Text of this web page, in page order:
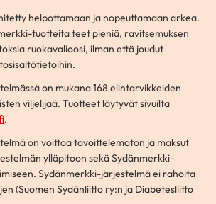
helpottamaan ja nopeuttamaan arkea.
tuotteita teet pieniä, ravitsemuksen
ruokavalioosi, ilman että joudut
on mukana 168 elintarvikkeiden
viljelijää. Tuotteet löytyvät sivuilta
.
on voittoa tavoittelematon ja maksut
ylläpitoon sekä Sydänmerkki-
Sydänmerkki-järjestelmä ei rahoita
(Suomen Sydänliitto ry:n ja Diabetesliitto